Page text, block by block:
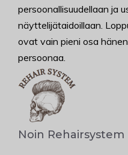
persoonallisuudellaan ja
näyttelijätaidoillaan.
ovat vain pieni osa
persoonaa.
Noin Rehairsystem